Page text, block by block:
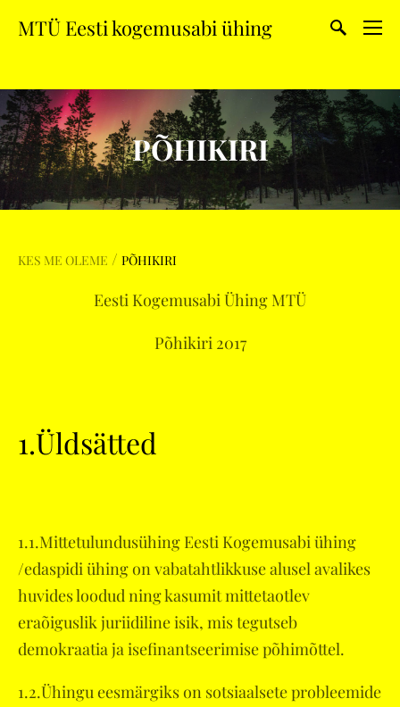
MTÜ Eesti kogemusabi ühing
PÕHIKIRI
KES ME OLEME / PÕHIKIRI
Eesti Kogemusabi Ühing MTÜ
Põhikiri 2017
1.Üldsätted
1.1.Mittetulundusühing Eesti Kogemusabi ühing
/edaspidi ühing on vabatahtlikkuse alusel avalikes
huvides loodud ning kasumit mittetaotlev
eraõiguslik juriidiline isik, mis tegutseb
demokraatia ja isefinantseerimise põhimõttel.
1.2.Ühingu eesmärgiks on sotsiaalsete probleemide